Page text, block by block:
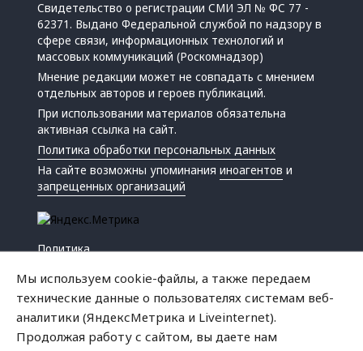
Свидетельство о регистрации СМИ ЭЛ № ФС 77 -
62371. Выдано Федеральной службой по надзору в
сфере связи, информационных технологий и
массовых коммуникаций (Роскомнадзор)
Мнение редакции может не совпадать с мнением
отдельных авторов и героев публикаций.
При использовании материалов обязательна
активная ссылка на сайт.
Политика обработки персональных данных
На сайте возможны упоминанияиноагентов и
запрещенных организаций
Политика
Мы используем cookie-файлы, а также передаем
технические данные о пользователях системам веб-
аналитики (ЯндексМетрика и Liveinternet).
Продолжая работу с сайтом, вы даете нам